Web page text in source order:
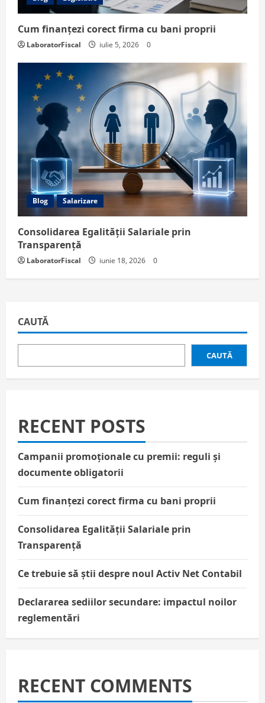
Cum finanțezi corect firma cu bani proprii
LaboratorFiscal iulie 5, 2026 0
Blog Salarizare
Consolidarea Egalității Salariale prin
Transparență
LaboratorFiscal iunie 18, 2026 0
CAUTĂ
CAUTĂ
RECENT POSTS
Campanii promoționale cu premii: reguli și
documente obligatorii
Cum finanțezi corect firma cu bani proprii
Consolidarea Egalității Salariale prin
Transparență
Ce trebuie să știi despre noul Activ Net Contabil
Declararea sediilor secundare: impactul noilor
reglementări
RECENT COMMENTS